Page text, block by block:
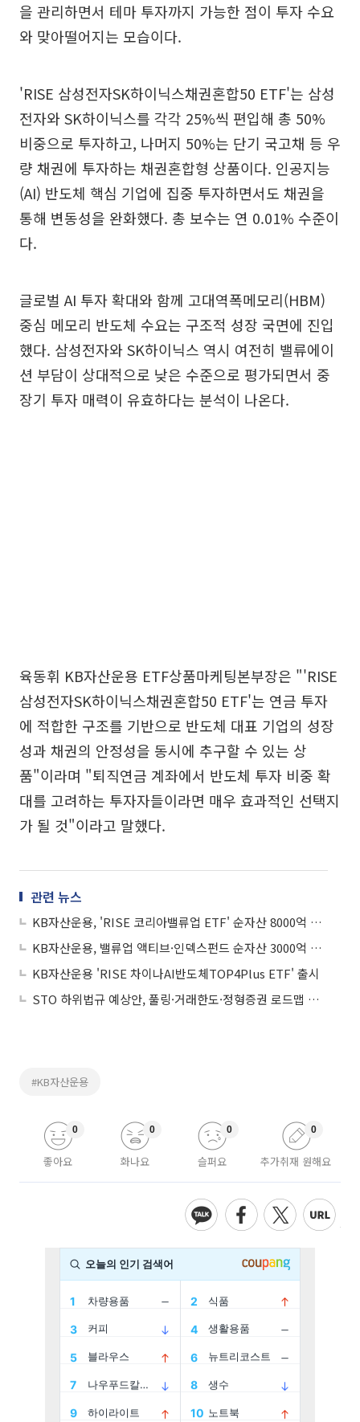
을 관리하면서 테마 투자까지 가능한 점이 투자 수요
와 맞아떨어지는 모습이다.
'RISE 삼성전자SK하이닉스채권혼합50 ETF'는 삼성
전자와 SK하이닉스를 각각 25%씩 편입해 총 50%
비중으로 투자하고, 나머지 50%는 단기 국고채 등 우
량 채권에 투자하는 채권혼합형 상품이다. 인공지능
(AI) 반도체 핵심 기업에 집중 투자하면서도 채권을
통해 변동성을 완화했다. 총 보수는 연 0.01% 수준이
다.
글로벌 AI 투자 확대와 함께 고대역폭메모리(HBM)
중심 메모리 반도체 수요는 구조적 성장 국면에 진입
했다. 삼성전자와 SK하이닉스 역시 여전히 밸류에이
션 부담이 상대적으로 낮은 수준으로 평가되면서 중
장기 투자 매력이 유효하다는 분석이 나온다.
육동휘 KB자산운용 ETF상품마케팅본부장은 "'RISE
삼성전자SK하이닉스채권혼합50 ETF'는 연금 투자
에 적합한 구조를 기반으로 반도체 대표 기업의 성장
성과 채권의 안정성을 동시에 추구할 수 있는 상
품"이라며 "퇴직연금 계좌에서 반도체 투자 비중 확
대를 고려하는 투자자들이라면 매우 효과적인 선택지
가 될 것"이라고 말했다.
관련 뉴스
KB자산운용, 'RISE 코리아밸류업 ETF' 순자산 8000억 돌파
KB자산운용, 밸류업 액티브·인덱스펀드 순자산 3000억 돌파
KB자산운용 'RISE 차이나AI반도체TOP4Plus ETF' 출시
STO 하위법규 예상안, 풀링·거래한도·정형증권 로드맵 제시
#KB자산운용
좋아요
0
화나요
0
슬퍼요
0
추가취재 원해요
0